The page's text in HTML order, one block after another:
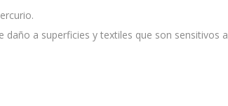
a superficies y textiles que son sensitivos a